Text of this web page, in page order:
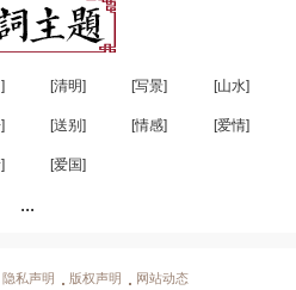
[清明] [写景] [山水]
[送别] [情感] [爱情]
[爱国]
...
隐私声明 版权声明 网站动态